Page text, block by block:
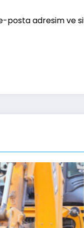
posta adresim ve